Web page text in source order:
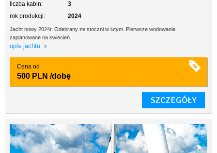
liczba kabin:
3
rok produkcji:
2024
Jacht nowy 2024r. Odebrany ze stoczni w lutym. Pierwsze wodowanie
zaplanowane na kwiecień.
opis jachtu
Cena od
500 PLN /dobę
SZCZEGÓŁY